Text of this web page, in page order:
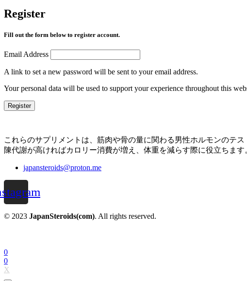
Register
Fill out the form below to register account.
Email Address
A link to set a new password will be sent to your email address.
Your personal data will be used to support your experience throughout this
Register
これらのサプリメントは、筋肉や骨の量に関わる男性ホルモンのテ
陳代謝が高ければカロリー消費が増え、体重を減らす際に役立ちます
japansteroids@proton.me
© 2023 JapanSteroids(com). All rights reserved.
0
0
X